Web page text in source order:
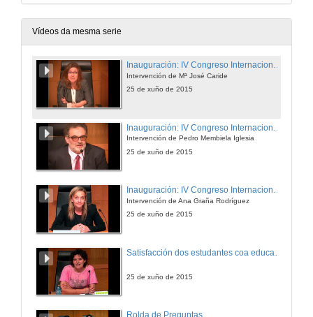
Vídeos da mesma serie
Inauguración: IV Congreso Internacional de Docencia Universitaria
Intervención de Mª José Caride
25 de xuño de 2015
Intervención de Pedro Membiela Iglesia
25 de xuño de 2015
Inauguración: IV Congreso Internacional de Docencia Universitaria
Intervención de Ana Graña Rodríguez
25 de xuño de 2015
25 de xuño de 2015